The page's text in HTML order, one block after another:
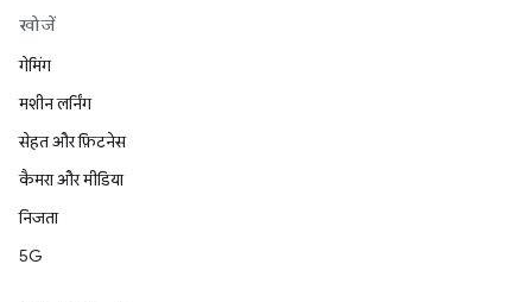
खोजें
गेमिंग
मशीन लर्निंग
सेहत और फ़िटनेस
कैमरा और मीडिया
निजता
5G